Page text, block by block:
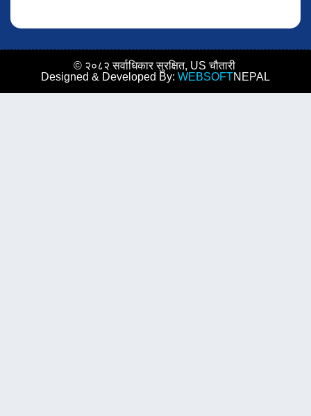
© २०८२ सर्वाधिकार सुरक्षित, US चौतारी
Designed & Developed By: WEBSOFTNEPAL